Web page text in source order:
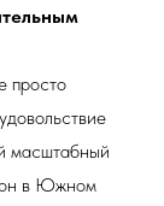
масштабный
в Южном